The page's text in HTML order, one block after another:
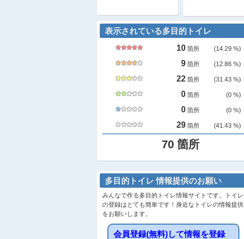
表示されている多目的トイレ
10 箇所 (14.29 %)
9 箇所 (12.86 %)
22 箇所 (31.43 %)
0 箇所 (0 %)
0 箇所 (0 %)
29 箇所 (41.43 %)
70 箇所
多目的トイレ 情報提供のお願い
みんなで作る多目的トイレ情報サイトです。トイレ
の登録はとても簡単です！身近なトイレの情報提供
をお願いします。
会員登録(無料)して情報を登録